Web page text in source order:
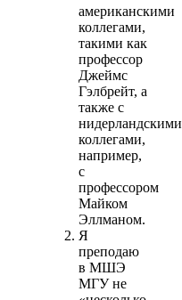
американскими
коллегами,
такими как
профессор
Джеймс
Гэлбрейт, а
также с
нидерландскими
коллегами,
например,
с
профессором
Майком
Эллманом.
Я
преподаю
в МШЭ
МГУ не